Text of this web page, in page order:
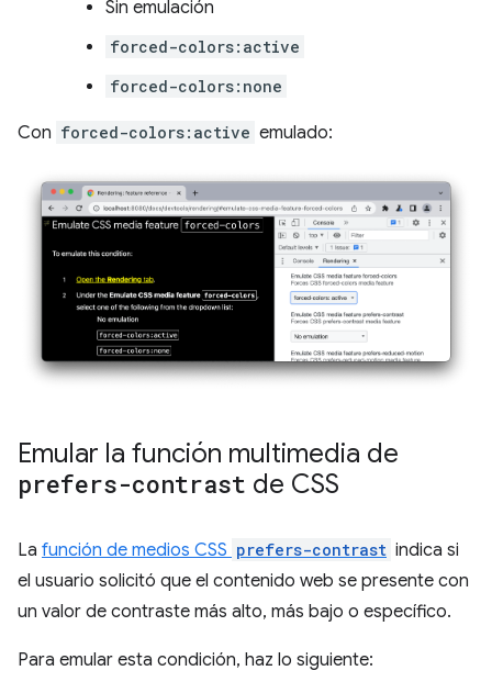
Sin emulación
forced-colors:active
forced-colors:none
Con forced-colors:active emulado:
Emular la función multimedia de
prefers-contrast de CSS
La función de medios CSS prefers-contrast indica si
el usuario solicitó que el contenido web se presente con
un valor de contraste más alto, más bajo o específico.
Para emular esta condición, haz lo siguiente: